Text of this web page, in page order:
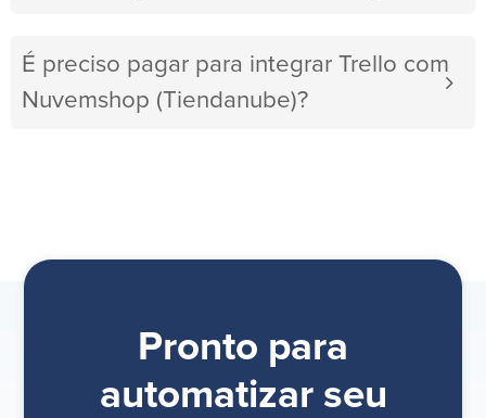
É preciso pagar para integrar Trello com
Nuvemshop (Tiendanube)?
Pronto para
automatizar seu